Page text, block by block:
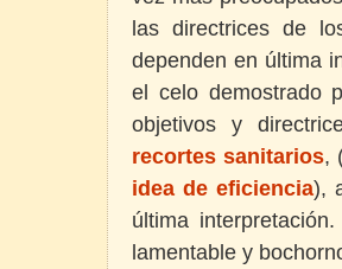
las directrices de
dependen en última
el celo demostrado
objetivos y
recortes sanitarios,
idea de eficiencia),
última
lamentable y